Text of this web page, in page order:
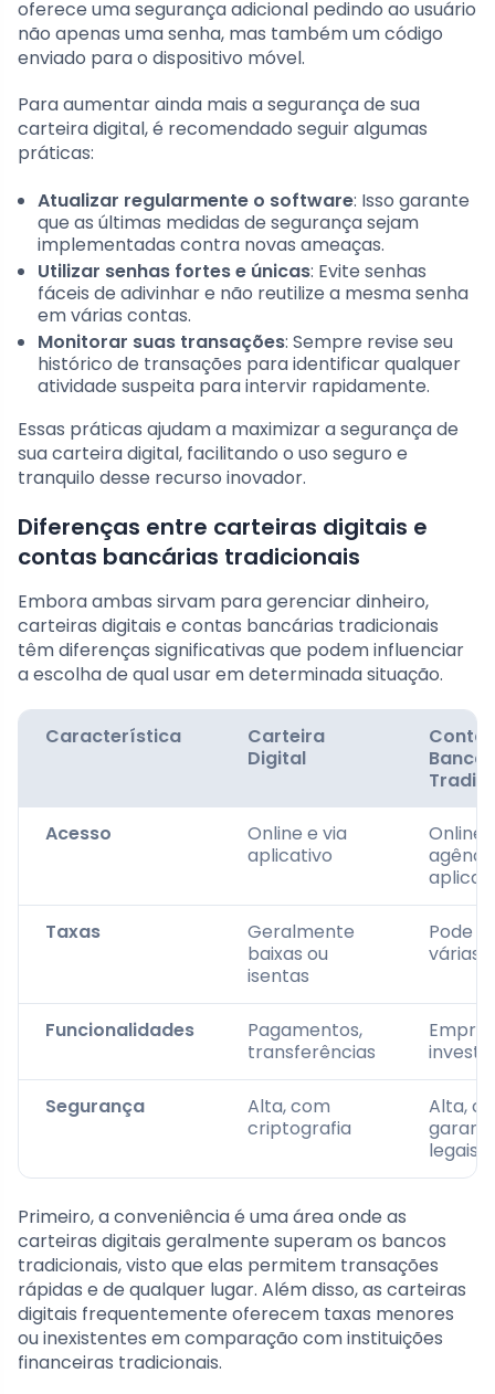
oferece uma segurança adicional pedindo ao usuário
não apenas uma senha, mas também um código
enviado para o dispositivo móvel.
Para aumentar ainda mais a segurança de sua
carteira digital, é recomendado seguir algumas
práticas:
Atualizar regularmente o software: Isso garante
que as últimas medidas de segurança sejam
implementadas contra novas ameaças.
Utilizar senhas fortes e únicas: Evite senhas
fáceis de adivinhar e não reutilize a mesma senha
em várias contas.
Monitorar suas transações: Sempre revise seu
histórico de transações para identificar qualquer
atividade suspeita para intervir rapidamente.
Essas práticas ajudam a maximizar a segurança de
sua carteira digital, facilitando o uso seguro e
tranquilo desse recurso inovador.
Diferenças entre carteiras digitais e
contas bancárias tradicionais
Embora ambas sirvam para gerenciar dinheiro,
carteiras digitais e contas bancárias tradicionais
têm diferenças significativas que podem influenciar
a escolha de qual usar em determinada situação.
Característica
Carteira
Digital
Conta
Acesso
Online e via
aplicativo
Online,
Taxas
Geralmente
baixas ou
isentas
Pode
várias
Funcionalidades
Pagamentos,
transferências
Segurança
Alta, com
criptografia
Alta,
legais
Primeiro, a conveniência é uma área onde as
carteiras digitais geralmente superam os bancos
tradicionais, visto que elas permitem transações
rápidas e de qualquer lugar. Além disso, as carteiras
digitais frequentemente oferecem taxas menores
ou inexistentes em comparação com instituições
financeiras tradicionais.